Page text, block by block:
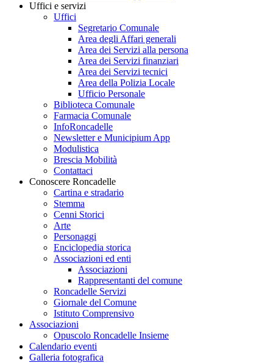
Uffici e servizi
Uffici
Segretario Comunale
Area degli Affari generali
Area dei Servizi alla persona
Area dei Servizi finanziari
Area dei Servizi tecnici
Area della Polizia Locale
Ufficio Personale
Biblioteca Comunale
Farmacia Comunale
InfoRoncadelle
Newsletter e Municipium App
Modulistica
Brescia Mobilità
Contattaci
Conoscere Roncadelle
Cartina e stradario
Stemma
Cenni Storici
Arte
Personaggi
Enciclopedia storica
Associazioni ed enti
Associazioni
Rappresentanti del comune
Roncadelle Servizi
Giornale del Comune
Istituto Comprensivo
Associazioni
Opuscolo Roncadelle Insieme
Calendario eventi
Galleria fotografica